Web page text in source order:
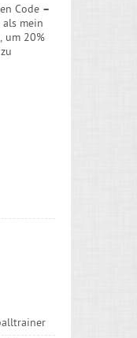
Code –
mein
um 20%